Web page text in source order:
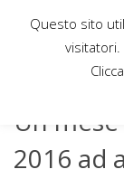
Sotto il
Un
2016 ad
Questo sito
visitatori.